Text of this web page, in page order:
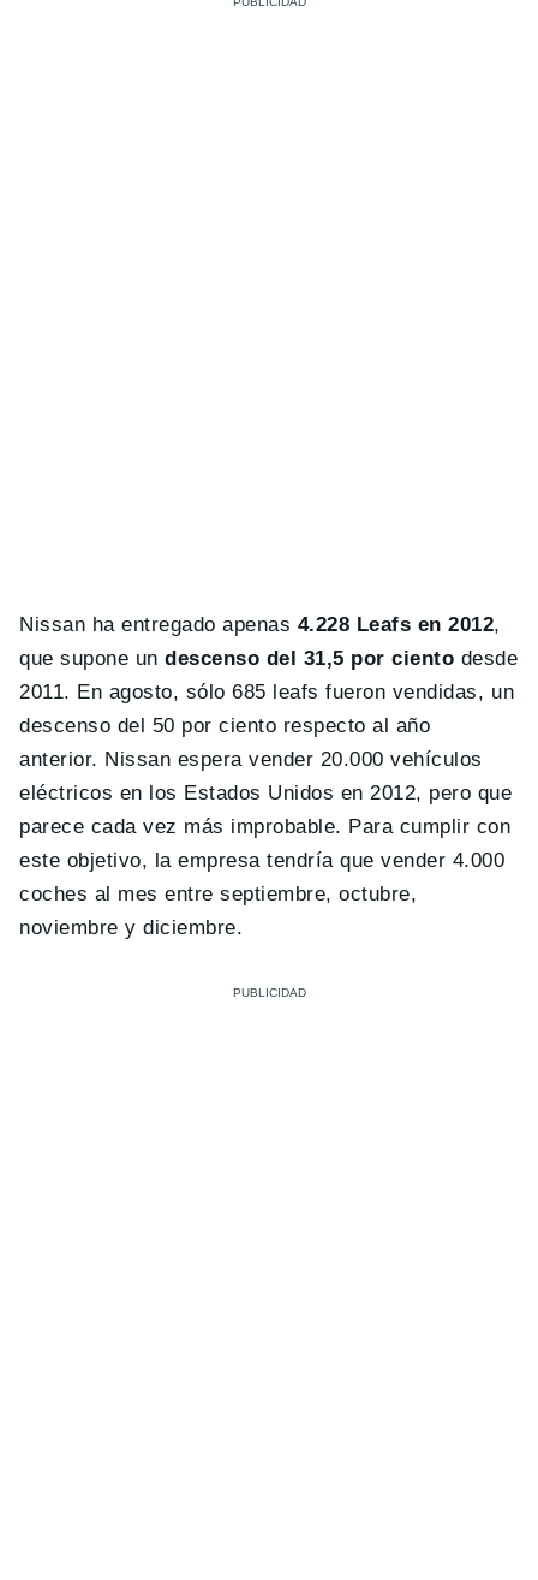
Nissan ha entregado apenas 4.228 Leafs en 2012,
que supone undescenso del 31,5 por ciento desde
2011. En agosto, sólo 685 leafs fueron vendidas, un
descenso del 50 por ciento respecto al año
anterior. Nissan espera vender 20.000 vehículos
eléctricos en los Estados Unidos en 2012, pero que
parece cada vez más improbable. Para cumplir con
este objetivo, la empresa tendría que vender 4.000
coches al mes entre septiembre, octubre,
noviembre y diciembre.